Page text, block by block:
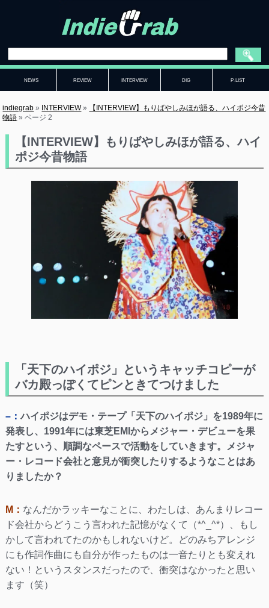
NEWS REVIEW INTERVIEW DIG P-LIST
indiegrab » INTERVIEW»
【INTERVIEW】もりばやしみほが語る、ハイポジ今昔
物語 »ページ 2
【INTERVIEW】もりばやしみほが語る、ハイ
ポジ今昔物語
「天下のハイポジ」というキャッチコピーが
バカ殿っぽくてピンときてつけました
–：ハイポジはデモ・テープ「天下のハイポジ」を1989年に
発表し、1991年には東芝EMIからメジャー・デビューを果
たすという、順調なペースで活動をしていきます。メジャ
ー・レコード会社と意見が衝突したりするようなことはあ
りましたか？
M： なんだかラッキーなことに、わたしは、あんまりレコー
ド会社からどうこう言われた記憶がなくて（*^_^*）、もし
かして言われてたのかもしれないけど。どのみちアレンジ
にも作詞作曲にも自分が作ったものは一音たりとも変えれ
ない！というスタンスだったので、衝突はなかったと思い
ます（笑）